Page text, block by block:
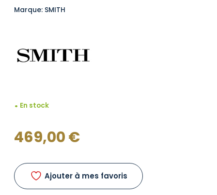
Marque: SMITH
En stock
469,00€
Ajouter à mes favoris